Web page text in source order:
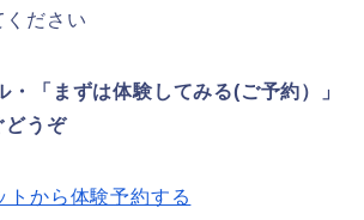
ください
・「まずは体験してみる(ご予約）」
どうぞ
トから体験予約する